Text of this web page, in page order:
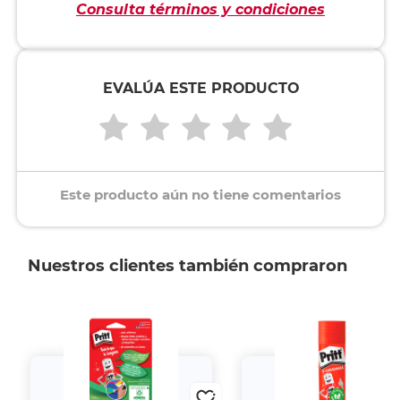
Consulta términos y condiciones
EVALÚA ESTE PRODUCTO
Este producto aún no tiene comentarios
Nuestros clientes también compraron